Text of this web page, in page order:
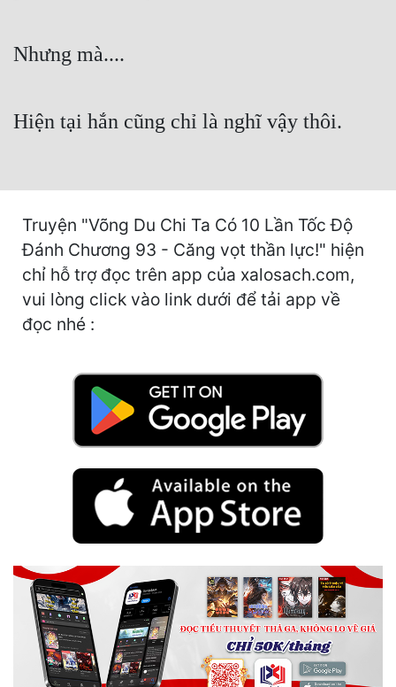
Góc Nhìn Nam
Huyền Nghi
Huyền Ảo
Hài Hước
Hệ Thống
Khoa Huyễn Không Gian
Kỳ Ảo
Linh Dị
Làm Giàu
Lịch Sử
Nhưng mà....
Hiện tại hắn cũng chỉ là nghĩ vậy thôi.
Truyện "Võng Du Chi Ta Có 10 Lần Tốc Độ
Đánh Chương 93 - Căng vọt thần lực!" hiện
chỉ hỗ trợ đọc trên app của xalosach.com,
vui lòng click vào link dưới để tải app về
đọc nhé :